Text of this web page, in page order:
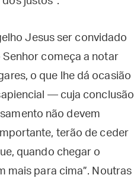
Jesus ser convidado
Senhor começa a notar
o que lhe dá ocasião
— cuja conclusão
não devem
terão de ceder
quando chegar o
mais para cima”. Noutras